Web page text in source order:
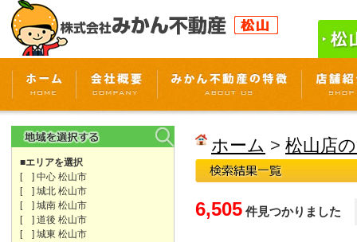
■エリアを選択
[ ] 中心 松山市
[ ] 城北 松山市
[ ] 城南 松山市
[ ] 道後 松山市
[ ] 城東 松山市
ホーム > 松山店
6,505 件見つかりました